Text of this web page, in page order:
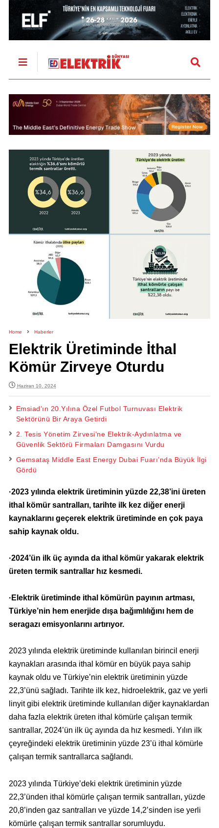
Home Haberler
Elektrik Üretiminde İthal
Kömür Zirveye Oturdu
Haziran 10, 2024
Emsiad’ın 20.Yılına Özel Futbol Turnuvası Elektrik
Sektörünü Bir Araya Getirdi
2. Tesis Yönetim Zirvesi’ne Elektrik-Aydınlatma ve
Güvenlik Sektörü Firmaları Damgasını Vurdu
Gemsataş Middle East Energy Dubai Fuarı’nda Büyük İlgi
Gördü
·2023 yılında elektrik üretiminin yüzde 22,38’ini üreten
ithal kömür santralları, tarihte ilk kez diğer enerji
kaynaklarını geçerek elektrik üretiminde en çok paya
sahip kaynak oldu.
·2024’ün ilk üç ayında da ithal kömür yakarak elektrik
üreten termik santrallar hız kesmedi.
·Elektrik üretiminde ithal kömürün payının artması,
Türkiye’nin hem enerjide dışa bağımlılığını hem de
seragazı emisyonlarını artırıyor.
2023 yılında elektrik üretiminde kullanılan birincil enerji
kaynakları arasında ithal kömür en büyük paya sahip
kaynak oldu ve Türkiye’nin elektrik üretiminin yüzde
22,3’ünü sağladı. Tarihte ilk kez, hidroelektrik, gaz ve yerli
linyit gibi elektrik üretiminde kullanılan diğer kaynaklardan
daha fazla elektrik üreten ithal kömürle çalışan termik
santrallar, 2024’ün ilk üç ayında da hız kesmedi. Yılın ilk
çeyreğindeki elektrik üretiminin yüzde 23’ü ithal kömürle
çalışan termik santrallarca sağlandı.
2023 yılında Türkiye’deki elektrik üretiminin yüzde
22,3’ünden ithal kömürle çalışan termik santralları, yüzde
20,8’inden gaz santralları ve yüzde 14,2’sinden ise yerli
kömürle çalışan termik santrallar sorumluydu.